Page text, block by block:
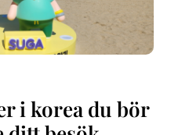
i korea du bör